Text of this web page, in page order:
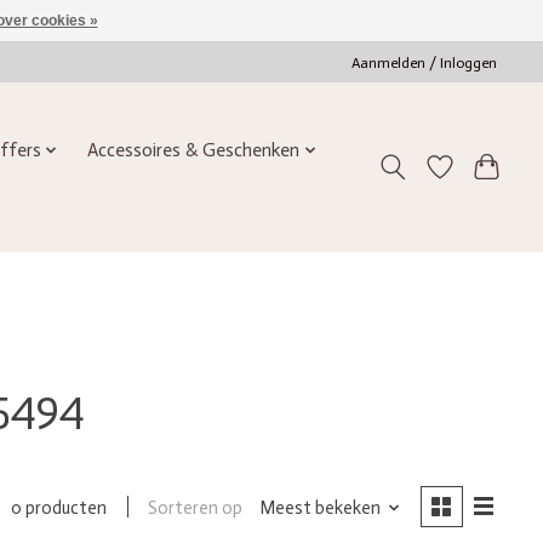
Aanmelden / Inloggen
Accessoires & Geschenken
0 producten Sorteren op Meest bekeken
cookies »